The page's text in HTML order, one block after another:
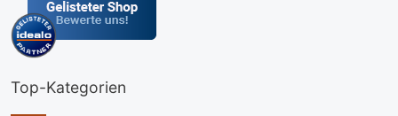
Top-Kategorien